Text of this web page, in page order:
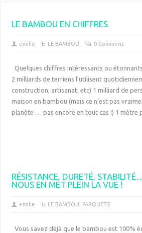
LE BAMBOU EN CHIFFRES
emilie LE BAMBOU 0 Comment
Quelques chiffres intéressants ou
2 milliards de terriens l’utilisent
construction, artisanat, etc) 1 milliard de
maison en bambou (mais ce n’est pas
planète … pas encore en tout cas !) 1 mètre
RÉSISTANCE, DURETÉ,
NOUS EN MET PLEIN LA VUE !
emilie LE BAMBOU PARQUETS
Vous savez déjà que le bambou est 100%